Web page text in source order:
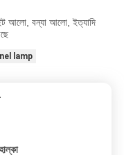
আলো, বন্যা আলো, ইত্যাদি
lamp